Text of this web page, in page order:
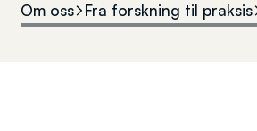
Om oss
Fra forskning til praksis